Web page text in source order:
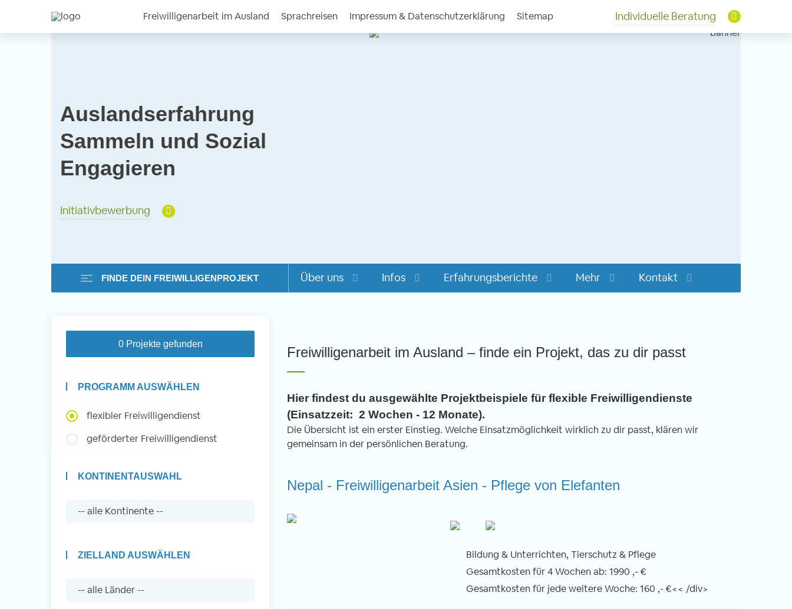
Freiwilligenarbeit im Ausland Sprachreisen Impressum & Datenschutzerklärung Sitemap Individuelle Beratung
Auslandserfahrung
Sammeln und Sozial
Engagieren
Initiativbewerbung
Freiwilligenarbeit im
Ausland -
Erfahrungsberichte
Auslandserfahrung
FINDE DEIN FREIWILLIGENPROJEKT Über uns Infos Erfahrungsberichte Mehr Kontakt
0 Projekte gefunden
PROGRAMM AUSWÄHLEN
flexibler Freiwilligendienst
geförderter Freiwilligendienst
KONTINENTAUSWAHL
ZIELLAND AUSWÄHLEN
Freiwilligenarbeit im Ausland – finde ein Projekt, das zu dir passt
Hier findest du ausgewählte Projektbeispiele für flexible Freiwilligendienste
(Einsatzzeit: 2 Wochen - 12 Monate).
Die Übersicht ist ein erster Einstieg. Welche Einsatzmöglichkeit wirklich zu dir passt, klären wir
gemeinsam in der persönlichen Beratung.
Nepal - Freiwilligenarbeit Asien - Pflege von Elefanten
Bildung & Unterrichten, Tierschutz & Pflege
Gesamtkosten für 4 Wochen ab: 1990 ,- €
Gesamtkosten für jede weitere Woche: 160 ,- €<< /div>